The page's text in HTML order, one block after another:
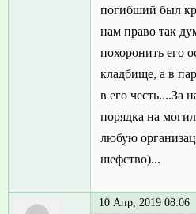
погибший был
нам право так
похоронить его
кладбище, а в
в его честь....За
порядка на
любую
шефство)...
10 Апр, 2019 08:06